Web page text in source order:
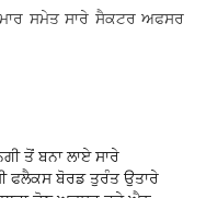
ਸਮੇਤ ਸਾਰੇ ਸੈਕਟਰ ਅਫਸਰ
ਤੋਂ ਬਨਾ ਲਾਏ ਸਾਰੇ
ਫਲੈਕਸ ਬੋਰਡ ਤੁਰੰਤ ਉਤਾਰੇ